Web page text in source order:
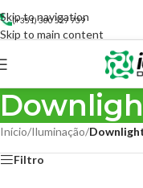
Skip to navigation
Skip to main content
(+351) 300 527 739
Início/Iluminação/
Filtro